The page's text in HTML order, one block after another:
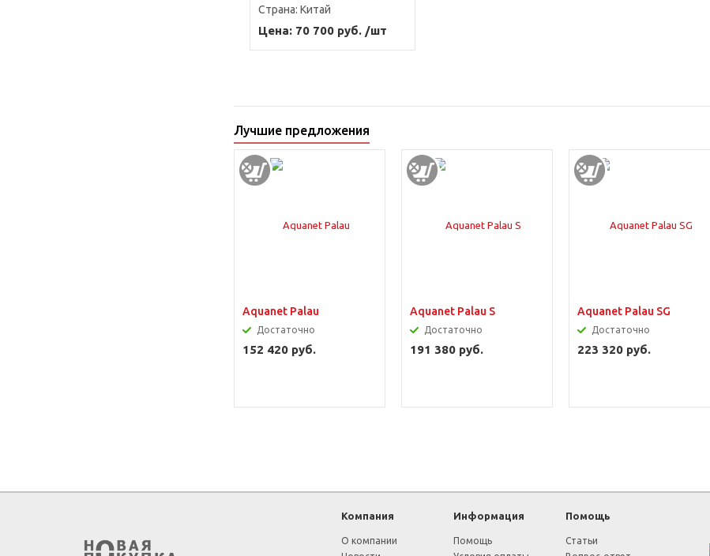
Страна: Китай
Цена: 70 700 руб. /шт
Лучшие предложения
Aquanet Palau
Достаточно
152 420 руб.
Aquanet Palau S
Достаточно
191 380 руб.
Aquanet Palau SG
Достаточно
223 320 руб.
Компания Информация Помощь
О компании
Помощь
Статьи